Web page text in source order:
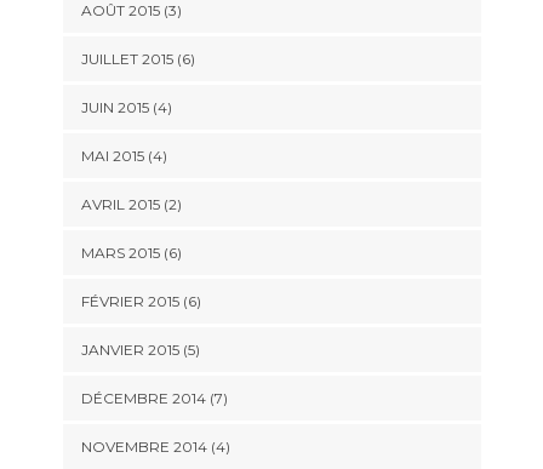
AOÛT 2015(3)
JUILLET 2015(6)
JUIN 2015(4)
MAI 2015(4)
AVRIL 2015(2)
MARS 2015(6)
FÉVRIER 2015(6)
JANVIER 2015(5)
DÉCEMBRE 2014(7)
NOVEMBRE 2014(4)